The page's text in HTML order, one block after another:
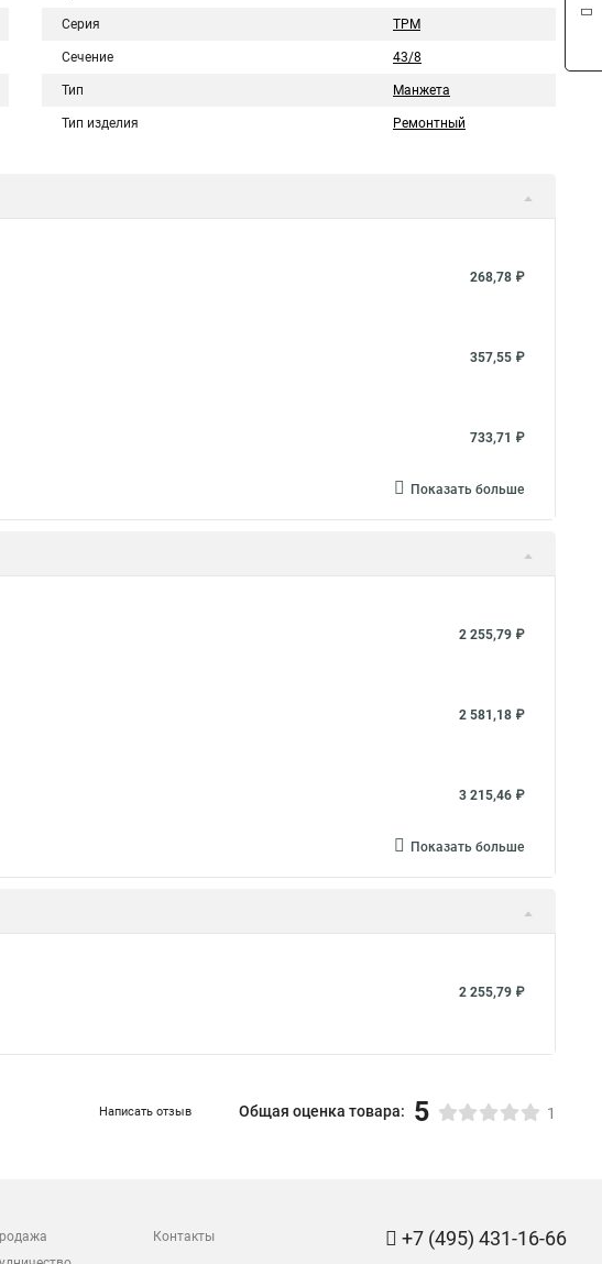
Серия ТРМ
Сечение 43/8
Тип Манжета
Тип изделия Ремонтный
268,78 ₽
357,55 ₽
733,71 ₽
Показать больше
2 255,79 ₽
2 581,18 ₽
3 215,46 ₽
Показать больше
2 255,79 ₽
Написать отзыв Общая оценка товара: 5 1
Контакты
+7 (495) 431-16-66